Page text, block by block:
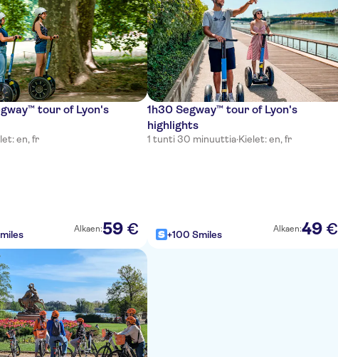
tour of Lyon's
en, fr
Alkaen:59 €
1h30 Segway™ tour of Lyon's
highlights
1 tunti 30 minuuttia·Kielet: en, fr
+100 Smiles Alkaen:49 €